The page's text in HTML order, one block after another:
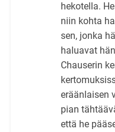
hekotella.
niin kohta
sen, jonka
haluavat
Chauserin
eräänlaisen
pian
että he